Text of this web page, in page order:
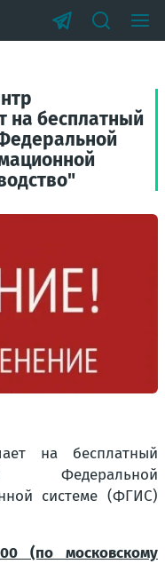
на бесплатный
на бесплатный
Федеральной
системе (ФГИС)
(по московскому